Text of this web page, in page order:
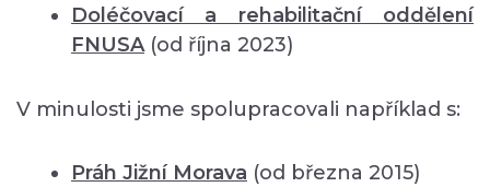
Doléčovací a rehabilitační oddělení
FNUSA (od října 2023)
V minulosti jsme spolupracovali například s:
Práh Jižní Morava (od března 2015)